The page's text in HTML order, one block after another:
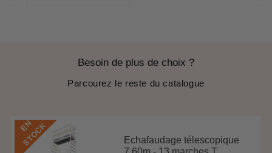
Besoin de plus de choix ?
Parcourez le reste du catalogue
E
N
S
T
O
C
K
Echafaudage télescopique